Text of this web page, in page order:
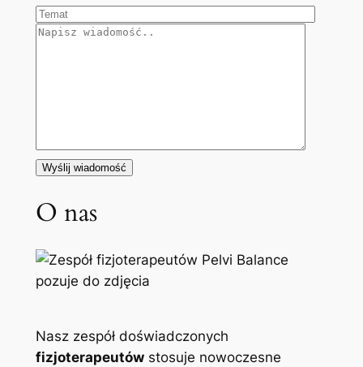
O nas
Nasz zespół doświadczonych
fizjoterapeutówstosuje nowoczesne